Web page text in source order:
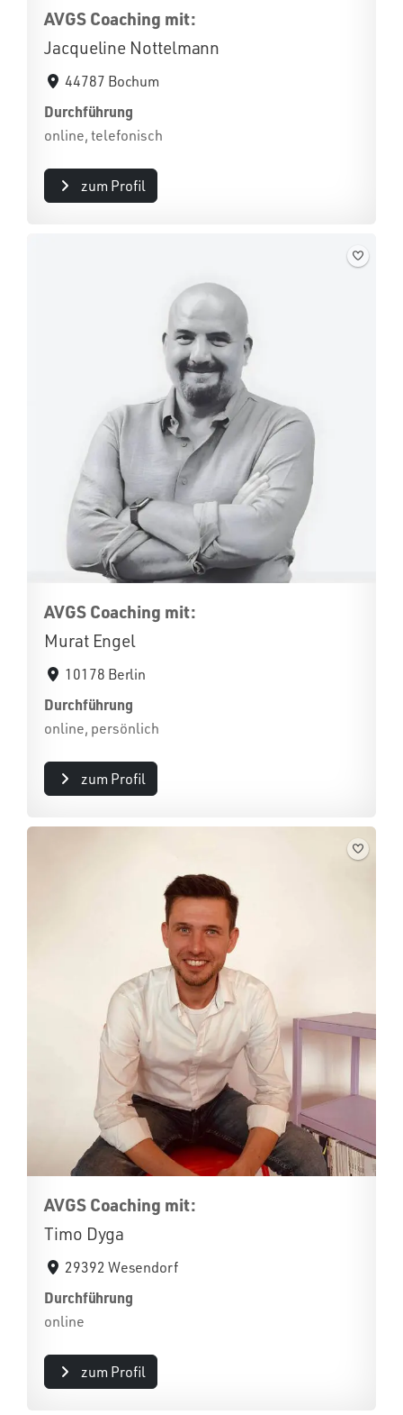
AVGS Coaching mit:
Jacqueline Nottelmann
44787 Bochum
Durchführung
online, telefonisch
zum Profil
AVGS Coaching mit:
Murat Engel
10178 Berlin
Durchführung
online, persönlich
zum Profil
AVGS Coaching mit:
Timo Dyga
29392 Wesendorf
Durchführung
online
zum Profil